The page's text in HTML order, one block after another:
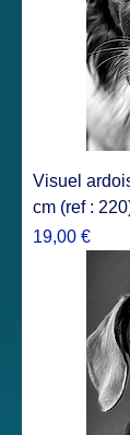
Visuel
cm (ref :
Prix
19,00 €